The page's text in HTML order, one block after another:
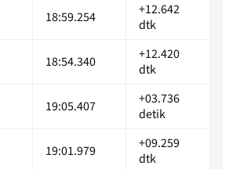
18:59.254
+12.642
dtk
18:54.340
+12.420
dtk
19:05.407
+03.736
detik
19:01.979
+09.259
dtk